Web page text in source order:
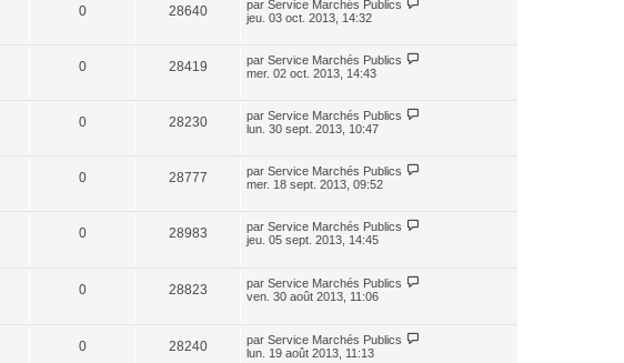
0 28640 par Service Marchés Publics
jeu. 03 oct. 2013, 14:32
0 28419 par Service Marchés Publics
mer. 02 oct. 2013, 14:43
0 28230 par Service Marchés Publics
lun. 30 sept. 2013, 10:47
0 28777 par Service Marchés Publics
mer. 18 sept. 2013, 09:52
0 28983 par Service Marchés Publics
jeu. 05 sept. 2013, 14:45
0 28823 par Service Marchés Publics
ven. 30 août 2013, 11:06
0 28240 par Service Marchés Publics
lun. 19 août 2013, 11:13